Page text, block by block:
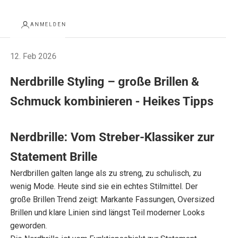
ANMELDEN
12. Feb 2026
Nerdbrille Styling – große Brillen &
Schmuck kombinieren - Heikes Tipps
Nerdbrille: Vom Streber-Klassiker zur
Statement Brille
Nerdbrillen galten lange als zu streng, zu schulisch, zu
wenig Mode. Heute sind sie ein echtes Stilmittel. Der
große Brillen Trend zeigt: Markante Fassungen, Oversized
Brillen und klare Linien sind längst Teil moderner Looks
geworden.